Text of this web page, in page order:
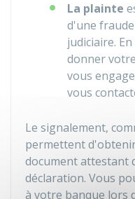
La plainte
d'une
judiciaire.
donner
vous
vous
Le signalement,
permettent
document attestant
déclaration. Vous
à votre banque lors